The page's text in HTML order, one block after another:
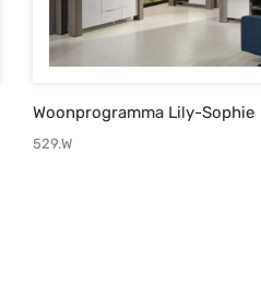
Woonprogramma Lily-Sophie
529.W